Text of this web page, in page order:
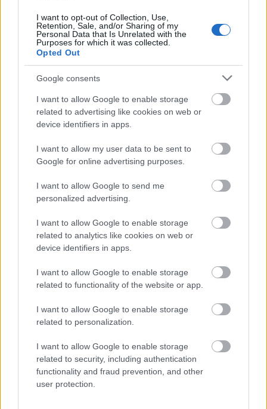
I want to opt-out of Collection, Use,
Retention, Sale, and/or Sharing of my
Personal Data that Is Unrelated with the
Purposes for which it was collected.
Opted Out
Google consents
I want to allow Google to enable storage
related to advertising like cookies on web or
device identifiers in apps.
I want to allow my user data to be sent to
Google for online advertising purposes.
I want to allow Google to send me
personalized advertising.
I want to allow Google to enable storage
related to analytics like cookies on web or
device identifiers in apps.
I want to allow Google to enable storage
related to functionality of the website or app.
I want to allow Google to enable storage
related to personalization.
I want to allow Google to enable storage
related to security, including authentication
functionality and fraud prevention, and other
user protection.
Οι εξελίξεις έρχονται σε μια περίοδο όπου η
εγχώρια αμυντική βιομηχανία επιχειρεί να
αποκτήσει πιο ενεργό ρόλο στα νέα εξοπλιστικά
προγράμματα και να αυξήσει τη συμμετοχή της